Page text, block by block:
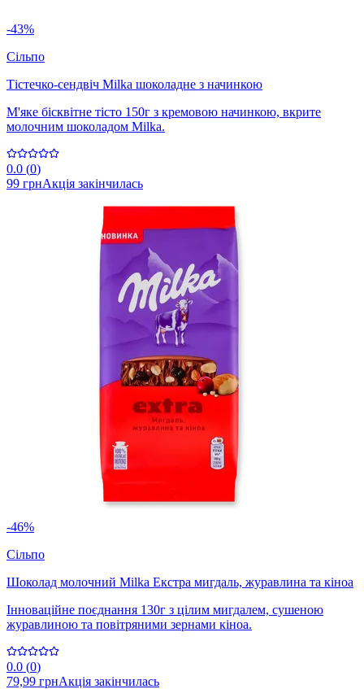
-43%
Сільпо
Тістечко-сендвіч Milka шоколадне з начинкою
М'яке бісквітне тісто 150г з кремовою начинкою, вкрите
молочним шоколадом Milka.
0.0 (0)
99 грнАкція закінчилась
-46%
Сільпо
Шоколад молочний Milka Екстра мигдаль, журавлина та кіноа
Інноваційне поєднання 130г з цілим мигдалем, сушеною
журавлиною та повітряними зернами кіноа.
0.0 (0)
79,99 грнАкція закінчилась